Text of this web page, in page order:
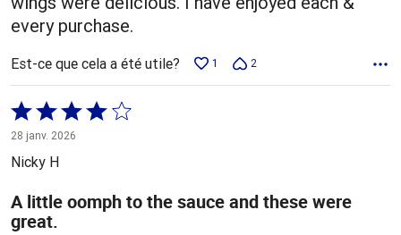
every purchase.
Est-ce que cela a été utile? 1 2
Coté
4 sur
5
28 janv. 2026
Nicky H
A little oomph to the sauce and these were
great.